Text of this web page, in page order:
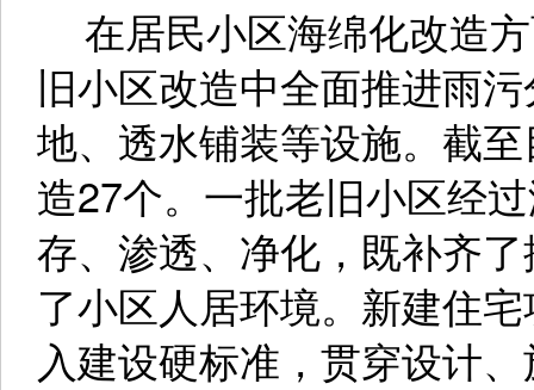
在居民小区海绵化改造
旧小区改造中全面推进雨
地、透水铺装等设施。截
造27个。一批老旧小区经
存、渗透、净化，既补齐
了小区人居环境。新建住
入建设硬标准，贯穿设计